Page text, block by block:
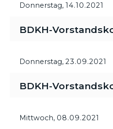
Donnerstag, 14.10.2021
BDKH-
Donnerstag, 23.09.2021
BDKH-
Mittwoch, 08.09.2021